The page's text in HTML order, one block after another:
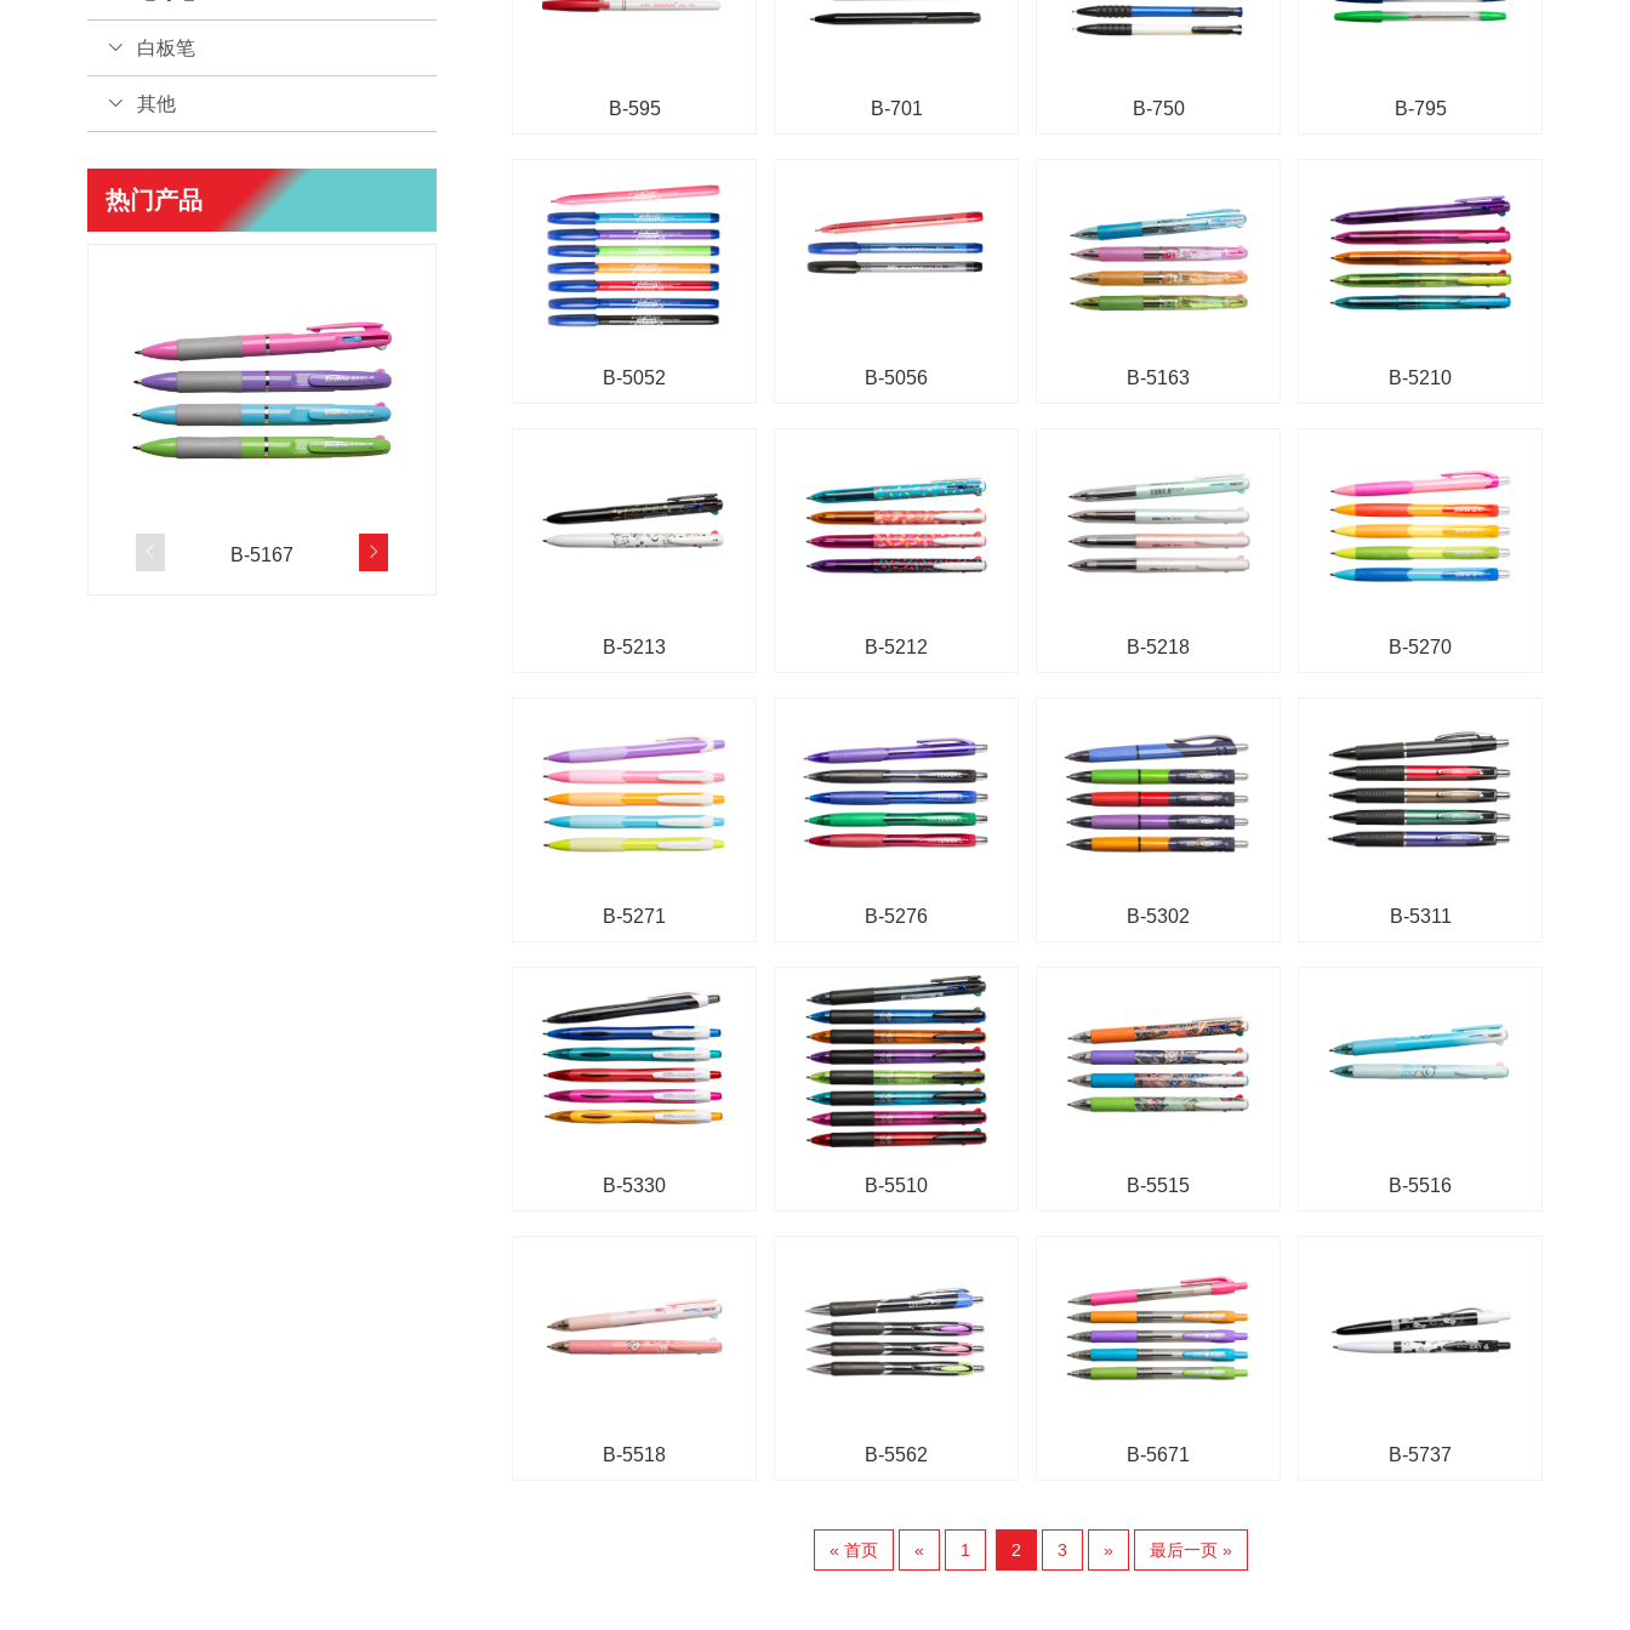
白板笔
其他
热门产品
B-5167 OG-7850 001
 
B-595 B-701 B-750 B-795
B-5052 B-5056 B-5163 B-5210
B-5213 B-5212 B-5218 B-5270
B-5271 B-5276 B-5302 B-5311
B-5330 B-5510 B-5515 B-5516
B-5518 B-5562 B-5671 B-5737
« 首页 « 1 2 3 » 最后一页 »